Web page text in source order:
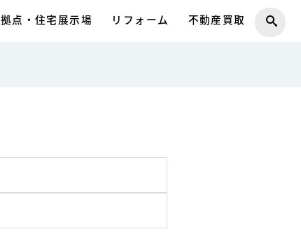
拠点・住宅展示場 リフォーム 不動産買取